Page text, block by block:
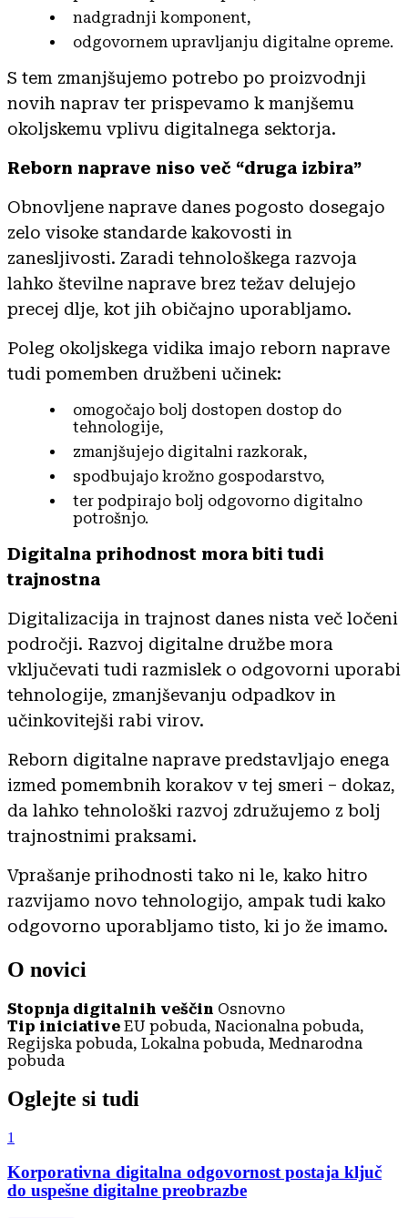
nadgradnji komponent,
odgovornem upravljanju digitalne opreme.
S tem zmanjšujemo potrebo po proizvodnji
novih naprav ter prispevamo k manjšemu
okoljskemu vplivu digitalnega sektorja.
Reborn naprave niso več “druga izbira”
Obnovljene naprave danes pogosto dosegajo
zelo visoke standarde kakovosti in
zanesljivosti. Zaradi tehnološkega razvoja
lahko številne naprave brez težav delujejo
precej dlje, kot jih običajno uporabljamo.
Poleg okoljskega vidika imajo reborn naprave
tudi pomemben družbeni učinek:
omogočajo bolj dostopen dostop do
tehnologije,
zmanjšujejo digitalni razkorak,
spodbujajo krožno gospodarstvo,
ter podpirajo bolj odgovorno digitalno
potrošnjo.
Digitalna prihodnost mora biti tudi
trajnostna
Digitalizacija in trajnost danes nista več ločeni
področji. Razvoj digitalne družbe mora
vključevati tudi razmislek o odgovorni uporabi
tehnologije, zmanjševanju odpadkov in
učinkovitejši rabi virov.
Reborn digitalne naprave predstavljajo enega
izmed pomembnih korakov v tej smeri – dokaz,
da lahko tehnološki razvoj združujemo z bolj
trajnostnimi praksami.
Vprašanje prihodnosti tako ni le, kako hitro
razvijamo novo tehnologijo, ampak tudi kako
odgovorno uporabljamo tisto, ki jo že imamo.
O novici
Stopnja digitalnih veščin Osnovno
Tip iniciative EU pobuda, Nacionalna pobuda,
Regijska pobuda, Lokalna pobuda, Mednarodna
pobuda
Oglejte si tudi
1
Korporativna digitalna odgovornost postaja ključ
do uspešne digitalne preobrazbe